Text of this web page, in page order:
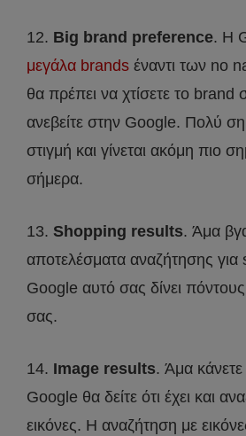
12. Big brand preference. Η
μεγάλα brands έναντι των no
θα πρέπει να χτίσετε το brand
ανεβείτε στην Google. Πολύ
στιγμή και γίνεται ακόμη πιο
σήμερα.
13. Shopping results. Άμα
αποτελέσματα αναζήτησης
Google αυτό σας δίνει
σας.
14. Image results. Άμα
Google θα δείτε ότι έχει και
εικόνες. Η αναζήτηση με